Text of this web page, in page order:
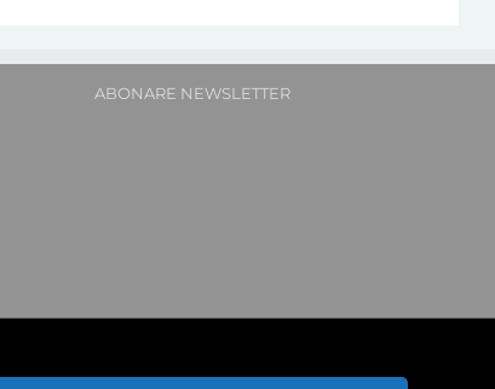
ABONARE NEWSLETTER